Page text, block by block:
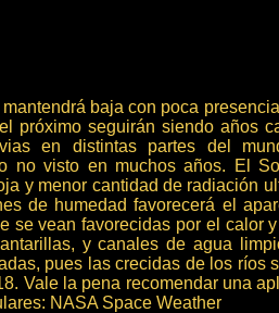
baja con poca
próximo seguirán siendo años
en distintas partes del
no visto en muchos años. El
y menor cantidad de radiación
de humedad favorecerá el
se vean favorecidas por el calor
y canales de agua
pues las crecidas de los ríos
Vale la pena recomendar una
NASA Space Weather